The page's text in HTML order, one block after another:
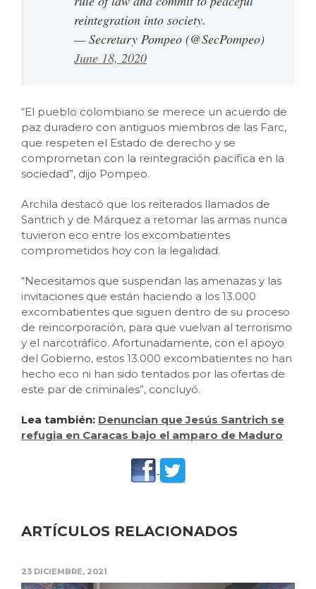
reintegration into society.
— Secretary Pompeo (@SecPompeo)
June 18, 2020
“El pueblo colombiano se merece un acuerdo de
paz duradero con antiguos miembros de las Farc,
que respeten el Estado de derecho y se
comprometan con la reintegración pacífica en la
sociedad”, dijo Pompeo.
Archila destacó que los reiterados llamados de
Santrich y de Márquez a retomar las armas nunca
tuvieron eco entre los excombatientes
comprometidos hoy con la legalidad.
“Necesitamos que suspendan las amenazas y las
invitaciones que están haciendo a los 13.000
excombatientes que siguen dentro de su proceso
de reincorporación, para que vuelvan al terrorismo
y el narcotráfico. Afortunadamente, con el apoyo
del Gobierno, estos 13.000 excombatientes no han
hecho eco ni han sido tentados por las ofertas de
este par de criminales”, concluyó.
Lea también: Denuncian que Jesús Santrich se
refugia en Caracas bajo el amparo de Maduro
ARTÍCULOS RELACIONADOS
23 DICIEMBRE, 2021